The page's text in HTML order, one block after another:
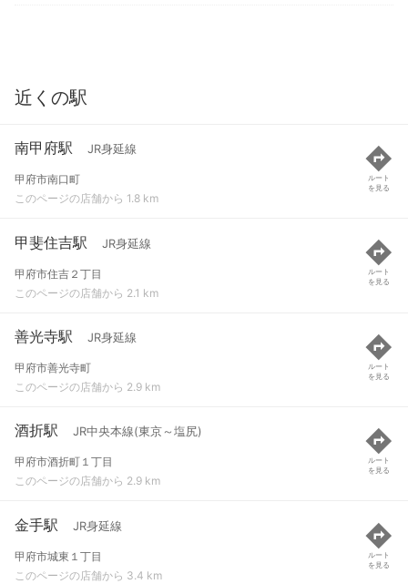
近くの駅
南甲府駅 JR身延線
甲府市南口町
このページの店舗から 1.8 km
ルート
を見る
甲斐住吉駅 JR身延線
甲府市住吉２丁目
このページの店舗から 2.1 km
ルート
を見る
善光寺駅 JR身延線
甲府市善光寺町
このページの店舗から 2.9 km
ルート
を見る
酒折駅 JR中央本線(東京～塩尻)
甲府市酒折町１丁目
このページの店舗から 2.9 km
ルート
を見る
金手駅 JR身延線
甲府市城東１丁目
このページの店舗から 3.4 km
ルート
を見る